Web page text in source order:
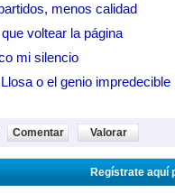
menos calidad
voltear la página
mi silencio
o el genio impredecible
Comentar Valorar
Regístrate aquí